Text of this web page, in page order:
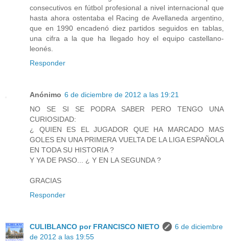
consecutivos en fútbol profesional a nivel internacional que
hasta ahora ostentaba el Racing de Avellaneda argentino,
que en 1990 encadenó diez partidos seguidos en tablas,
una cifra a la que ha llegado hoy el equipo castellano-
leonés.
Responder
Anónimo 6 de diciembre de 2012 a las 19:21
NO SE SI SE PODRA SABER PERO TENGO UNA
CURIOSIDAD:
¿ QUIEN ES EL JUGADOR QUE HA MARCADO MAS
GOLES EN UNA PRIMERA VUELTA DE LA LIGA ESPAÑOLA
EN TODA SU HISTORIA ?
Y YA DE PASO... ¿ Y EN LA SEGUNDA ?
GRACIAS
Responder
CULIBLANCO por FRANCISCO NIETO
6 de diciembre
de 2012 a las 19:55